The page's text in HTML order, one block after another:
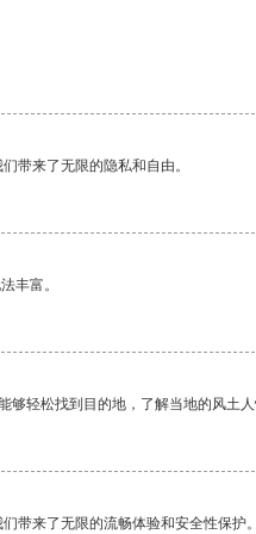
带来了无限的隐私和自由。
丰富。
够轻松找到目的地，了解当地的风土
带来了无限的流畅体验和安全性保护